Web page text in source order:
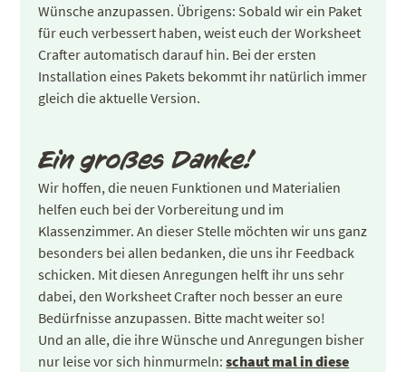
Wünsche anzupassen. Übrigens: Sobald wir ein Paket
für euch verbessert haben, weist euch der Worksheet
Crafter automatisch darauf hin. Bei der ersten
Installation eines Pakets bekommt ihr natürlich immer
gleich die aktuelle Version.
Ein großes Danke!
Wir hoffen, die neuen Funktionen und Materialien
helfen euch bei der Vorbereitung und im
Klassenzimmer. An dieser Stelle möchten wir uns ganz
besonders bei allen bedanken, die uns ihr Feedback
schicken. Mit diesen Anregungen helft ihr uns sehr
dabei, den Worksheet Crafter noch besser an eure
Bedürfnisse anzupassen. Bitte macht weiter so!
Und an alle, die ihre Wünsche und Anregungen bisher
nur leise vor sich hinmurmeln:schaut mal in diese